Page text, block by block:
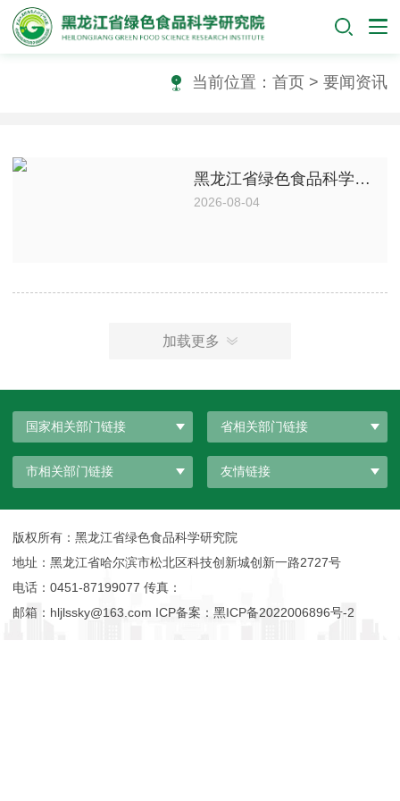
当前位置： 首页> 要闻资讯
黑龙江省绿色食品科学研究院参加2026年食物经济与管理学术会议并赴江南大学调研座谈
2026-08-04
加载更多
国家相关部门链接 省相关部门链接
市相关部门链接 友情链接
版权所有：黑龙江省绿色食品科学研究院
地址：黑龙江省哈尔滨市松北区科技创新城创新一路2727号
电话：0451-87199077 传真：
邮箱：hljlssky@163.com ICP备案：黑ICP备2022006896号-2